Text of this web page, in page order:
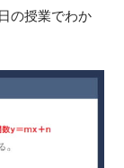
の授業でわか